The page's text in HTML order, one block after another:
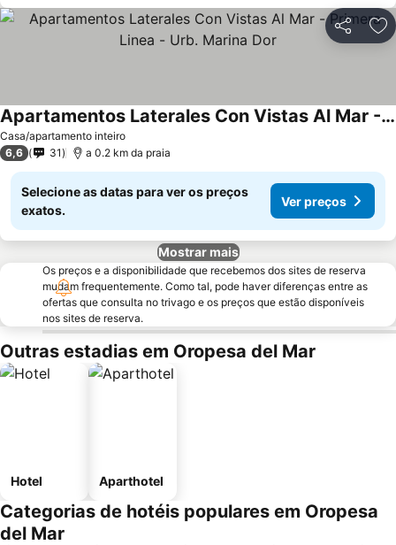
Partilhar
Casa/apartamento inteiro
Apartamentos Laterales Con Vistas Al Mar - Primera Linea - Urb. Marina Dor
6,6 31 a 0.2 km da praia
Selecione as datas para ver os preços
exatos.
Ver preços
Mostrar mais
Os preços e a disponibilidade que recebemos dos sites de reserva
mudam frequentemente. Como tal, pode haver diferenças entre as
ofertas que consulta no trivago e os preços que estão disponíveis
nos sites de reserva.
Outras estadias em Oropesa del Mar
Hotel Aparthotel
Categorias de hotéis populares em Oropesa
del Mar